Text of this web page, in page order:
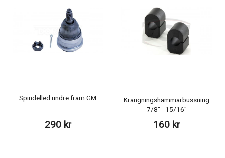
Spindelled undre fram GM
290 kr
Krängningshämmarbussning
7/8" - 15/16"
160 kr